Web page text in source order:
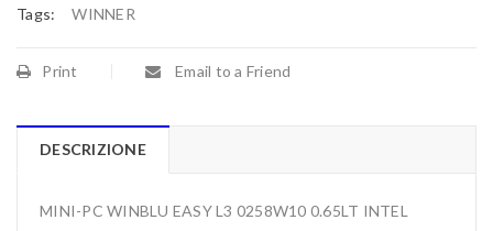
Tags: WINNER
Print Email to a Friend
DESCRIZIONE
MINI-PC WINBLU EASY L3 0258W10 0.65LT INTEL